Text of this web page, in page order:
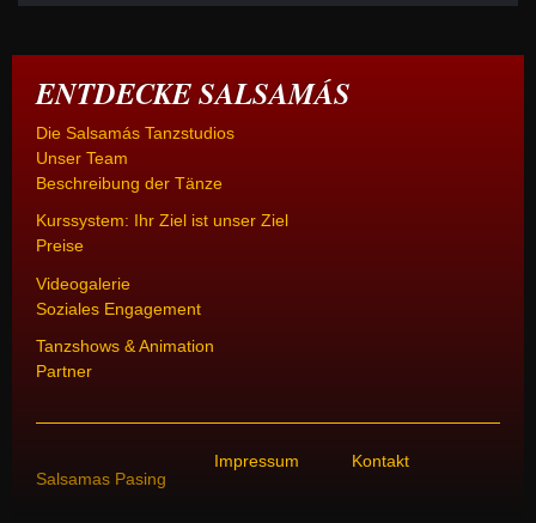
ENTDECKE SALSAMÁS
Die Salsamás Tanzstudios
Unser Team
Beschreibung der Tänze
Kurssystem: Ihr Ziel ist unser Ziel
Preise
Videogalerie
Soziales Engagement
Tanzshows & Animation
Partner
Impressum
Kontakt
Salsamas Pasing